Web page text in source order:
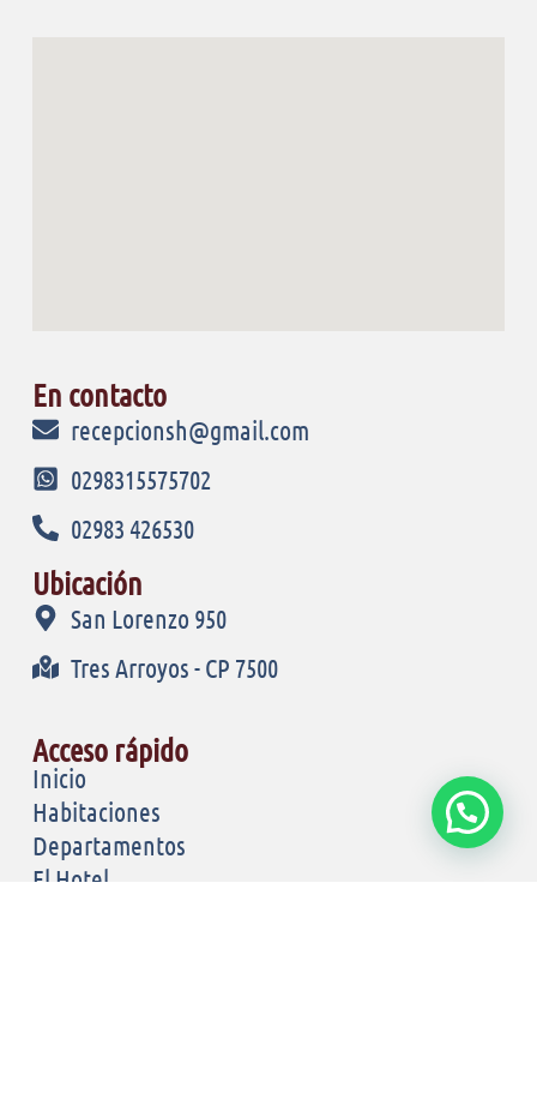
Acceso rápido
Inicio
Habitaciones
Departamentos
El Hotel
En contacto
recepcionsh@gmail.com
0298315575702
02983 426530
Ubicación
San Lorenzo 950
Tres Arroyos - CP 7500